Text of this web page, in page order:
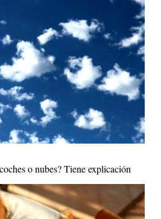
o nubes? Tiene explicación